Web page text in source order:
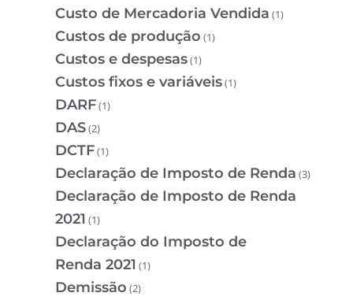
Custo de Mercadoria Vendida (1)
Custos de produção (1)
Custos e despesas(1)
Custos fixos e variáveis(1)
DARF(1)
DAS(2)
DCTF(1)
Declaração de Imposto de Renda (3)
Declaração de Imposto de Renda
2021 (1)
Declaração do Imposto de
Renda 2021 (1)
Demissão (2)